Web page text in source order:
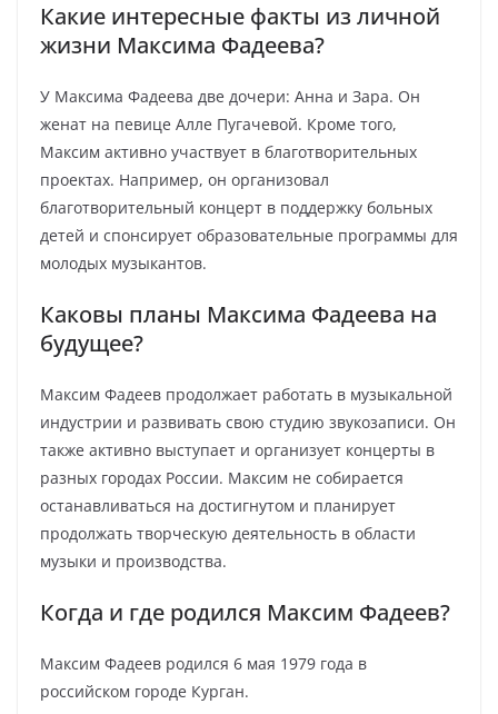
Какие интересные факты из личной
жизни Максима Фадеева?
У Максима Фадеева две дочери: Анна и Зара. Он
женат на певице Алле Пугачевой. Кроме того,
Максим активно участвует в благотворительных
проектах. Например, он организовал
благотворительный концерт в поддержку больных
детей и спонсирует образовательные программы для
молодых музыкантов.
Каковы планы Максима Фадеева на
будущее?
Максим Фадеев продолжает работать в музыкальной
индустрии и развивать свою студию звукозаписи. Он
также активно выступает и организует концерты в
разных городах России. Максим не собирается
останавливаться на достигнутом и планирует
продолжать творческую деятельность в области
музыки и производства.
Когда и где родился Максим Фадеев?
Максим Фадеев родился 6 мая 1979 года в
российском городе Курган.